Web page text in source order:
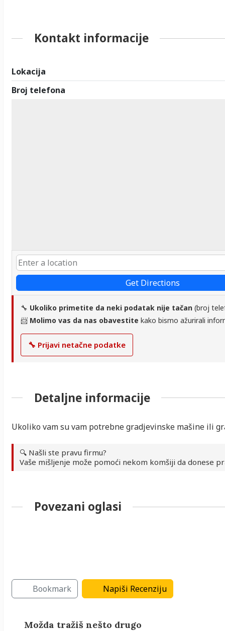
Kontakt informacije
Lokacija
Broj telefona
Get Directions
🔧 Ukoliko primetite da neki podatak nije tačan (broj
📨 Molimo vas da nas obavestite kako bismo ažurirali
🔧 Prijavi netačne podatke
Detaljne informacije
Ukoliko vam su vam potrebne gradjevinske mašine ili
🔍 Našli ste pravu firmu?
Vaše mišljenje može pomoći nekom komšiji da donese
Povezani oglasi
Bookmark Napiši Recenziju
Možda tražiš nešto drugo